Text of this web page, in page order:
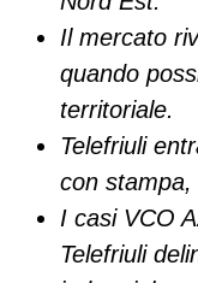
Il mercato
quando
territoriale.
Telefriuli
con stampa,
I casi VCO
Telefriuli